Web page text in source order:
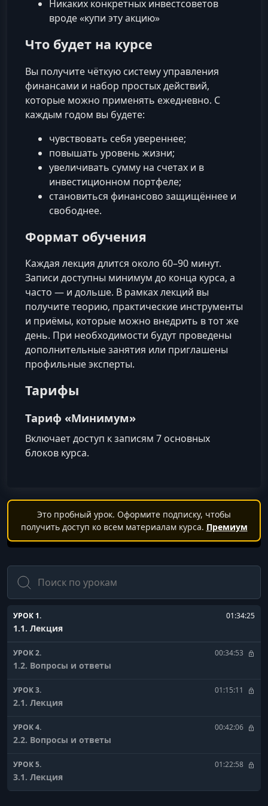
Никаких конкретных инвестсоветов
вроде «купи эту акцию»
Что будет на курсе
Вы получите чёткую систему управления
финансами и набор простых действий,
которые можно применять ежедневно. С
каждым годом вы будете:
чувствовать себя увереннее;
повышать уровень жизни;
увеличивать сумму на счетах и в
инвестиционном портфеле;
становиться финансово защищённее и
свободнее.
Формат обучения
Каждая лекция длится около 60–90 минут.
Записи доступны минимум до конца курса, а
часто — и дольше. В рамках лекций вы
получите теорию, практические инструменты
и приёмы, которые можно внедрить в тот же
день. При необходимости будут проведены
дополнительные занятия или приглашены
профильные эксперты.
Тарифы
Тариф «Минимум»
Включает доступ к записям 7 основных
блоков курса.
Это пробный урок. Оформите подписку, чтобы
получить доступ ко всем материалам курса. Премиум
Поиск
УРОК 1. 01:34:25
1.1. Лекция
УРОК 2. 00:34:53
1.2. Вопросы и ответы
УРОК 3. 01:15:11
2.1. Лекция
УРОК 4. 00:42:06
2.2. Вопросы и ответы
УРОК 5. 01:22:58
3.1. Лекция